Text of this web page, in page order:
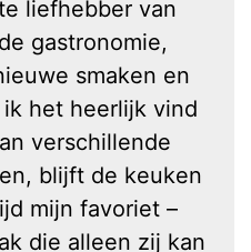
liefhebber van
gastronomie,
smaken en
het heerlijk vind
verschillende
blijft de keuken
mijn favoriet –
die alleen zij kan